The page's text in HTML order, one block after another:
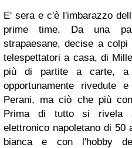
E' sera e c'è l'imbarazzo
prime time. Da una
strapaesane, decise a
telespettatori a casa, di
più di partite a carte,
opportunamente rivedute
Perani, ma ciò che più
Prima di tutto si rivela
elettronico napoletano di 50
bianca e con l'hobby